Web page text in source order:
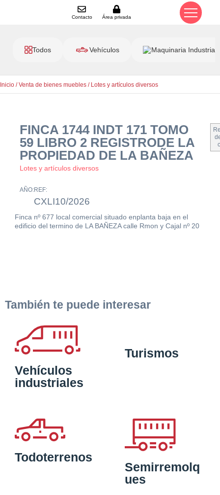
Contacto Área privada
Todos Vehículos Maquinaria Industrial
Inicio /Venta de bienes muebles / Lotes y artículos diversos
FINCA 1744 INDT 171 TOMO
59 LIBRO 2 REGISTRODE LA
PROPIEDAD DE LA BAÑEZA
Lotes y artículos diversos
AÑO:REF:
CXLI10/2026
Finca nº 677 local comercial situado enplanta baja en el
edificio del termino de LA BAÑEZA calle Rmon y Cajal nº 20
También te puede interesar
Vehículos
industriales
Turismos
Todoterrenos
Semirremolq
ues